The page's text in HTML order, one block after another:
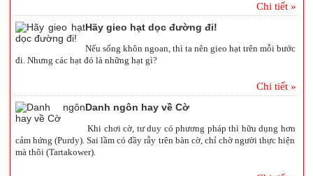
Chi tiết »
Hãy gieo hạt dọc đường đi!
Nếu sống khôn ngoan, thì ta nên gieo hạt trên mỗi bước
đi. Nhưng các hạt đó là những hạt gì?
Chi tiết »
Danh ngôn hay về Cờ
Khi chơi cờ, tư duy có phương pháp thì hữu dụng hơn
cảm hứng (Purdy). Sai lầm có đầy rẫy trên bàn cờ, chỉ chờ người thực hiện
mà thôi (Tartakower).